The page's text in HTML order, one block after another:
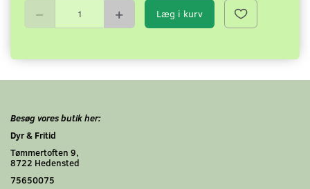
Læg i kurv
Besøg vores butik her:
Dyr & Fritid
Tømmertoften 9,
8722 Hedensted
75650075